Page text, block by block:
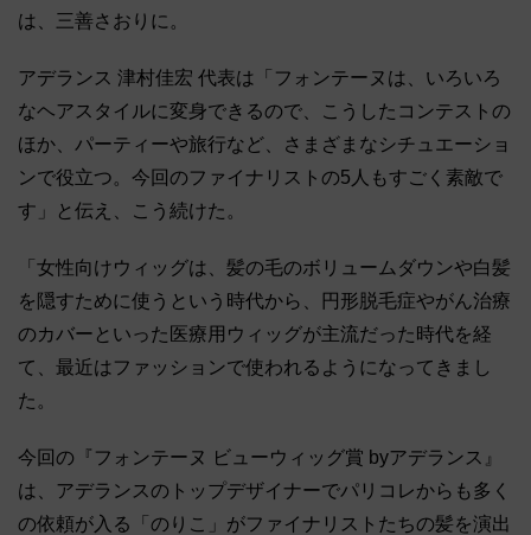
は、三善さおりに。
アデランス 津村佳宏 代表は「フォンテーヌは、いろいろ
なヘアスタイルに変身できるので、こうしたコンテストの
ほか、パーティーや旅行など、さまざまなシチュエーショ
ンで役立つ。今回のファイナリストの5人もすごく素敵で
す」と伝え、こう続けた。
「女性向けウィッグは、髪の毛のボリュームダウンや白髪
を隠すために使うという時代から、円形脱毛症やがん治療
のカバーといった医療用ウィッグが主流だった時代を経
て、最近はファッションで使われるようになってきまし
た。
今回の『フォンテーヌ ビューウィッグ賞 byアデランス』
は、アデランスのトップデザイナーでパリコレからも多く
の依頼が入る「のりこ」がファイナリストたちの髪を演出